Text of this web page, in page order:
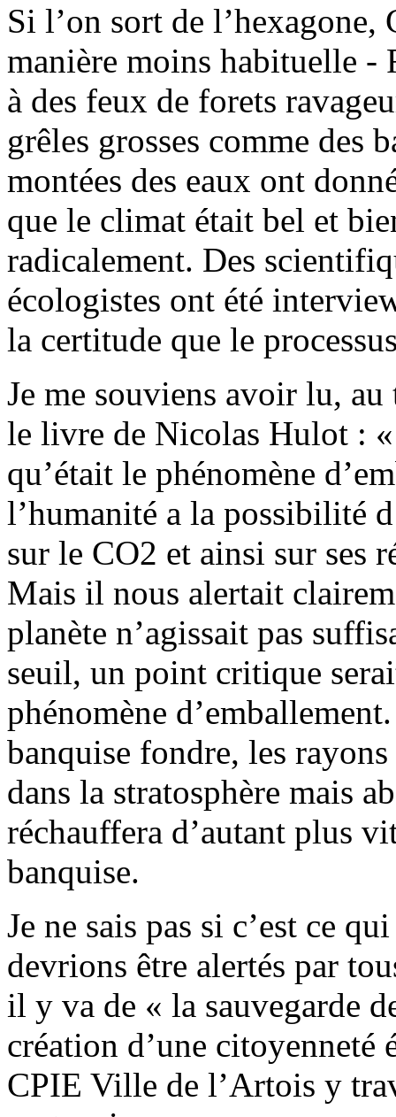
Si l’on sort de l’hexagone,
manière moins habituelle -
à des feux de forets
grêles grosses comme des
montées des eaux ont
que le climat était bel et
radicalement. Des
écologistes ont été
la certitude que le
Je me souviens avoir lu, au
le livre de Nicolas Hulot :
qu’était le phénomène
l’humanité a la possibilité
sur le CO2 et ainsi sur ses
Mais il nous alertait
planète n’agissait pas
seuil, un point critique
phénomène
banquise fondre, les
dans la stratosphère mais
réchauffera d’autant plus
banquise.
Je ne sais pas si c’est ce
devrions être alertés par
il y va de « la sauvegarde
création d’une citoyenneté
CPIE Ville de l’Artois y